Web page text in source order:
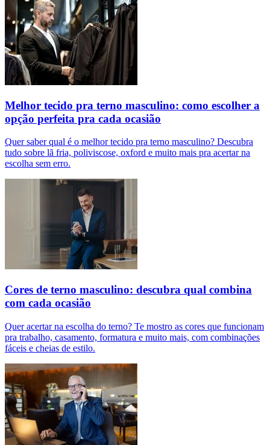
Melhor tecido pra terno masculino: como escolher a
opção perfeita pra cada ocasião
Quer saber qual é o melhor tecido pra terno masculino? Descubra
tudo sobre lã fria, poliviscose, oxford e muito mais pra acertar na
escolha sem erro.
Cores de terno masculino: descubra qual combina
com cada ocasião
Quer acertar na escolha do terno? Te mostro as cores que funcionam
pra trabalho, casamento, formatura e muito mais, com combinações
fáceis e cheias de estilo.